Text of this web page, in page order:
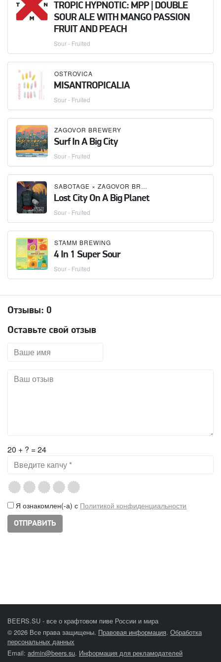
TROPIC HYPNOTIC: MPP | DOUBLE
SOUR ALE WITH MANGO PASSION
FRUIT AND PEACH
Sour - Fruited
OSTROVICA
MISANTROPICALIA
Sour - Fruited
ZAGOVOR BREWERY
Surf In A Big City
Sour - Fruited
SABOTAGE × ZAGOVOR BREWERY
Lost City On A Big Planet
Sour - Fruited
STAMM BREWING
4 In 1 Super Sour
Sour - Fruited
Отзывы: 0
Оставьте свой отзыв
20 + ? = 24
Я ознакомлен(-а) с Политикой конфиденциальности
BEERS.SU - все о крафтовом пиве России и мира
© 2026 Все права защищены. Правовая информация. Обработка
персональных данных
Email: admin@beers.su. Информация для рекламодателей